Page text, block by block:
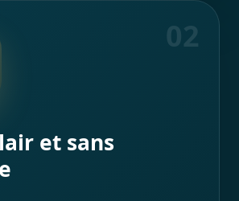
02
et sans